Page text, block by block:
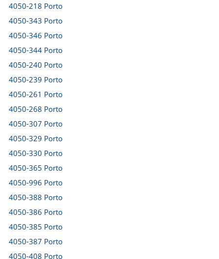
4050-218 Porto
4050-343 Porto
4050-346 Porto
4050-344 Porto
4050-240 Porto
4050-239 Porto
4050-261 Porto
4050-268 Porto
4050-307 Porto
4050-329 Porto
4050-330 Porto
4050-365 Porto
4050-996 Porto
4050-388 Porto
4050-386 Porto
4050-385 Porto
4050-387 Porto
4050-408 Porto